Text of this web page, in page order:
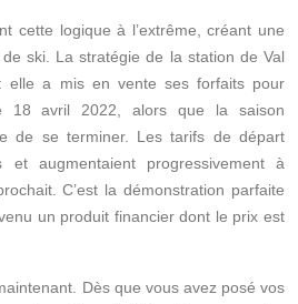
cette logique à l’extrême, créant une
ski. La stratégie de la station de Val
elle a mis en vente ses forfaits pour
18 avril 2022, alors que la saison
de se terminer. Les tarifs de départ
et augmentaient progressivement à
C’est la démonstration parfaite
un produit financier dont le prix est
Dès que vous avez posé vos